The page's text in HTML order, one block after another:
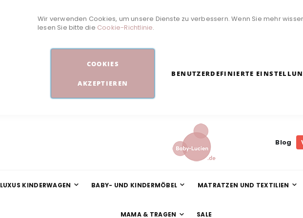
Wir verwenden Cookies, um unsere Dienste zu verbessern. Wenn Sie mehr
lesen Sie bitte die Cookie-Richtlinie.
COOKIES
AKZEPTIEREN
BENUTZERDEFINIERTE
Blog
LUXUS KINDERWAGEN BABY- UND KINDERMÖBEL MATRATZEN UND TEXTILIEN
MAMA & TRAGEN SALE